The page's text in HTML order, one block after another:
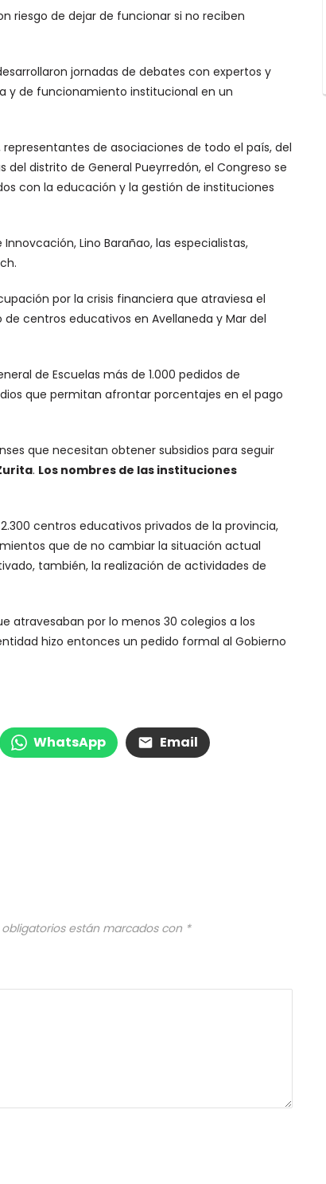
riesgo de dejar de funcionar si no reciben
jornadas de debates con expertos y
y de funcionamiento institucional en un
representantes de asociaciones de todo el país, del
distrito de General Pueyrredón, el Congreso se
con la educación y la gestión de instituciones
Lino Barañao, las especialistas,
por la crisis financiera que atraviesa el
centros educativos en Avellaneda y Mar del
de Escuelas más de 1.000 pedidos de
que permitan afrontar porcentajes en el pago
que necesitan obtener subsidios para seguir
. Los nombres de las instituciones
centros educativos privados de la provincia,
que de no cambiar la situación actual
también, la realización de actividades de
atravesaban por lo menos 30 colegios a los
hizo entonces un pedido formal al Gobierno
WhatsApp Email
están marcados con *